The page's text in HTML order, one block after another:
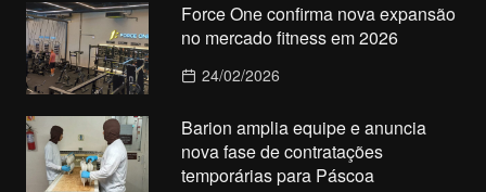
Force One confirma nova expansão
no mercado fitness em 2026
24/02/2026
Barion amplia equipe e anuncia
nova fase de contratações
temporárias para Páscoa